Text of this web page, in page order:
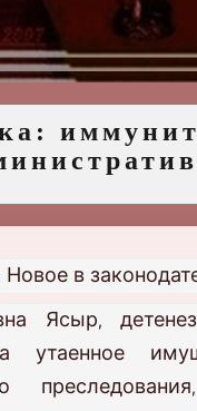
Новое в
Ясыр,
утаенное
преследования